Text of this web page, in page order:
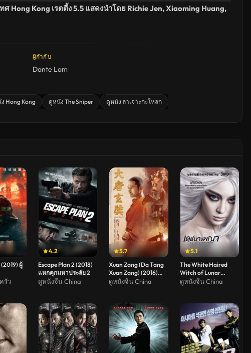
Hong Kong เรตตี้ง 5.5 แสดงนำโดย Richie Jen, Xiaoming Huang,
ผู้กำกับ
Dante Lam
Hong Kong ดูหนัง The Sniper ดูหนัง ล่าเจาะกะโหลก
ผู้
รัว
4.2
Escape Plan 2 (2018)
แหกคุกมหาประลัย 2
ดูหนังจีน China
5.7
Xuan Zang (Da Tang
Xuan Zang) (2016)
เสวียนจ้าง บุรุษพุทธานุ
ภาพ
ดูหนังจีน China
5.1
The White Haired
Witch of Lunar
Kingdom (2014) เดช
นางพญาผมขาว
ดูหนังจีน China